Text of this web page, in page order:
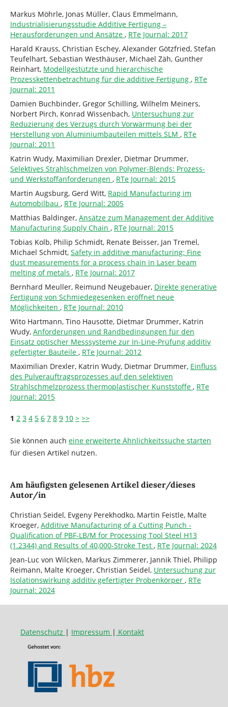
Markus Möhrle, Jonas Müller, Claus Emmelmann,
Industrialisierungsstudie Additive Fertigung –
Herausforderungen und Ansätze , RTe Journal: 2017
Harald Krauss, Christian Eschey, Alexander Götzfried, Stefan
Teufelhart, Sebastian Westhäuser, Michael Zäh, Gunther
Reinhart, Modellgestützte und hierarchische
Prozesskettenbetrachtung für die additive Fertigung , RTe
Journal: 2011
Damien Buchbinder, Gregor Schilling, Wilhelm Meiners,
Norbert Pirch, Konrad Wissenbach, Untersuchung zur
Reduzierung des Verzugs durch Vorwärmung bei der
Herstellung von Aluminiumbauteilen mittels SLM , RTe
Journal: 2011
Katrin Wudy, Maximilian Drexler, Dietmar Drummer,
Selektives Strahlschmelzen von Polymer-Blends: Prozess-
und Werkstoffanforderungen , RTe Journal: 2015
Martin Augsburg, Gerd Witt, Rapid Manufacturing im
Automobilbau , RTe Journal: 2005
Matthias Baldinger, Ansätze zum Management der Additive
Manufacturing Supply Chain , RTe Journal: 2015
Tobias Kolb, Philip Schmidt, Renate Beisser, Jan Tremel,
Michael Schmidt, Safety in additive manufacturing: Fine
dust measurements for a process chain in Laser beam
melting of metals , RTe Journal: 2017
Bernhard Meuller, Reimund Neugebauer, Direkte generative
Fertigung von Schmiedegesenken eröffnet neue
Möglichkeiten , RTe Journal: 2010
Wito Hartmann, Tino Hausotte, Dietmar Drummer, Katrin
Wudy, Anforderungen und Randbedingungen für den
Einsatz optischer Messsysteme zur In-Line-Prüfung additiv
gefertigter Bauteile , RTe Journal: 2012
Maximilian Drexler, Katrin Wudy, Dietmar Drummer, Einfluss
des Pulverauftragsprozesses auf den selektiven
Strahlschmelzprozess thermoplastischer Kunststoffe , RTe
Journal: 2015
1 2 3 4 5 6 7 8 9 10 > >>
Sie können auch eine erweiterte Ähnlichkeitssuche starten
für diesen Artikel nutzen.
Am häufigsten gelesenen Artikel dieser/dieses
Autor/in
Christian Seidel, Evgeny Perekhodko, Martin Feistle, Malte
Kroeger, Additive Manufacturing of a Cutting Punch -
Qualification of PBF-LB/M for Processing Tool Steel H13
(1.2344) and Results of 40,000-Stroke Test , RTe Journal: 2024
Jean-Luc von Wilcken, Markus Zimmerer, Jannik Thiel, Philipp
Reimann, Malte Kroeger, Christian Seidel, Untersuchung zur
Isolationswirkung additiv gefertigter Probenkörper , RTe
Journal: 2024
Datenschutz | Impressum | Kontakt